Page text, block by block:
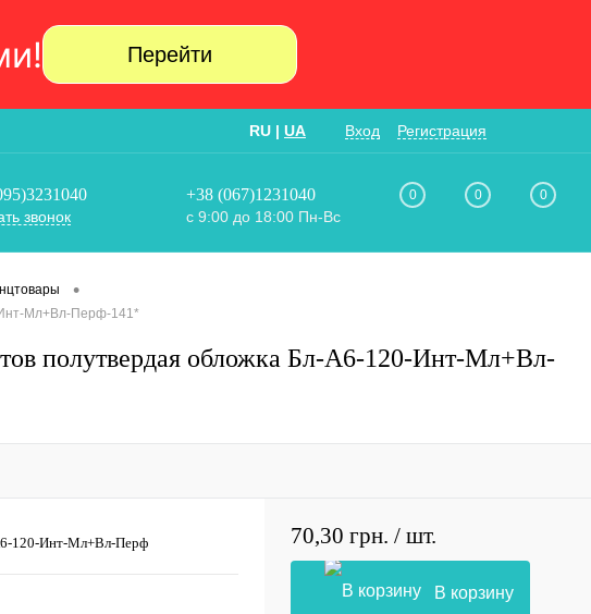
Перейти
RU | UA Вход Регистрация
звонок
+38 (067)1231040
с 9:00 до 18:00 Пн-Вс
0 0 0
•
Инт-Мл+Вл-Перф-141*
полутвердая обложка Бл-А6-120-Инт-Мл+Вл-
120-Инт-Мл+Вл-Перф 70,30 грн. / шт.
В корзину